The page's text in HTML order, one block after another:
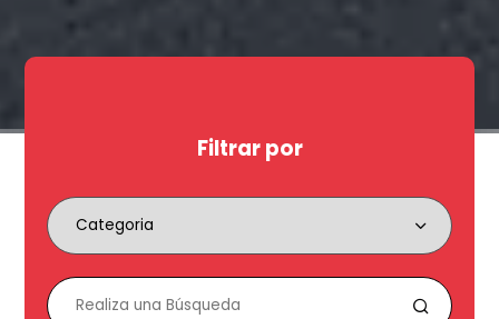
Filtrar por